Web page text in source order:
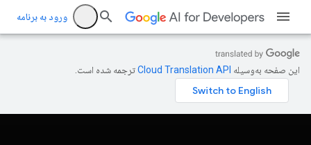
ورود به برنامه
این صفحه به‌وسیله ترجمه شده است.